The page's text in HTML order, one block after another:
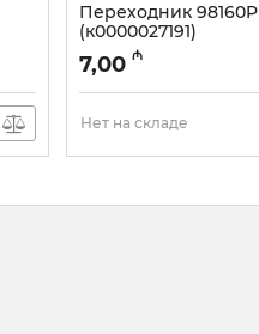
Переходник 98160P
(к0000027191)
Артикул:
7,00 ₼
Нет на складе